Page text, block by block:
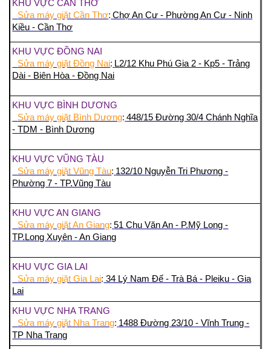
KHU VỰC CẦN THƠ
Sửa máy giặt Cần Thơ: Chợ An Cư - Phường An Cư - Ninh
Kiều - Cần Thơ
KHU VỰC ĐỒNG NAI
Sửa máy giặt Đồng Nai: L2/12 Khu Phú Gia 2 - Kp5 - Trảng
Dài - Biên Hòa - Đồng Nai
KHU VỰC BÌNH DƯƠNG
Sửa máy giặt Bình Dương: 448/15 Đường 30/4 Chánh Nghĩa
- TDM - Bình Dương
KHU VỰC VŨNG TÀU
Sửa máy giặt Vũng Tàu: 132/10 Nguyễn Tri Phương -
Phường 7 - TP.Vũng Tàu
KHU VỰC AN GIANG
Sửa máy giặt An Giang: 51 Chu Văn An - P.Mỹ Long -
TP.Long Xuyên - An Giang
KHU VỰC GIA LAI
Sửa máy giặt Gia Lai: 34 Lý Nam Đế - Trà Bá - Pleiku - Gia
Lai
KHU VỰC NHA TRANG
Sửa máy giặt Nha Trang: 1488 Đường 23/10 - Vĩnh Trung -
TP Nha Trang